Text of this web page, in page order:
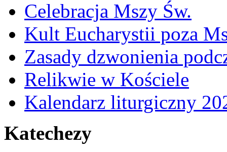
Celebracja Mszy Św.
Kult Eucharystii poza
Zasady dzwonienia
Relikwie w Kościele
Kalendarz liturgiczny
Katechezy